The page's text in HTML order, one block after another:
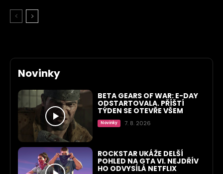
Novinky
BETA GEARS OF WAR: E-DAY
ODSTARTOVALA. PŘÍŠTÍ
TÝDEN SE OTEVŘE VŠEM
Novinky 7. 8. 2026
ROCKSTAR UKÁŽE DELŠÍ
POHLED NA GTA VI. NEJDŘÍV
HO ODVYSÍLÁ NETFLIX